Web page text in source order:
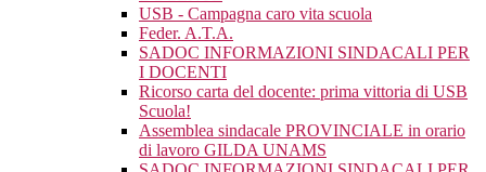
USB - Campagna caro vita scuola
Feder. A.T.A.
SADOC INFORMAZIONI SINDACALI PER
I DOCENTI
Ricorso carta del docente: prima vittoria di USB
Scuola!
Assemblea sindacale PROVINCIALE in orario
di lavoro GILDA UNAMS